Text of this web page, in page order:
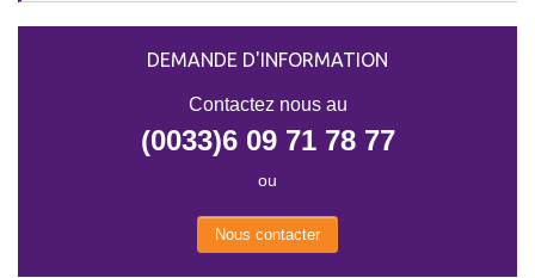
DEMANDE D'INFORMATION
Contactez nous au
(0033)6 09 71 78 77
ou
Nous contacter